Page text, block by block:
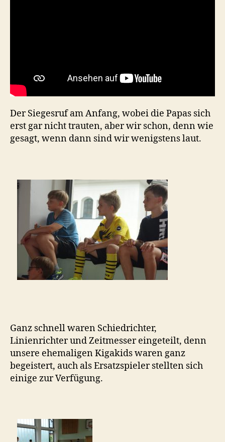
Der Siegesruf am Anfang, wobei die Papas sich
erst gar nicht trauten, aber wir schon, denn wie
gesagt, wenn dann sind wir wenigstens laut.
Ganz schnell waren Schiedrichter,
Linienrichter und Zeitmesser eingeteilt, denn
unsere ehemaligen Kigakids waren ganz
begeistert, auch als Ersatzspieler stellten sich
einige zur Verfügung.